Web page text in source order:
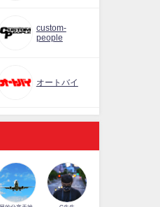
custom-
people
オートバイ